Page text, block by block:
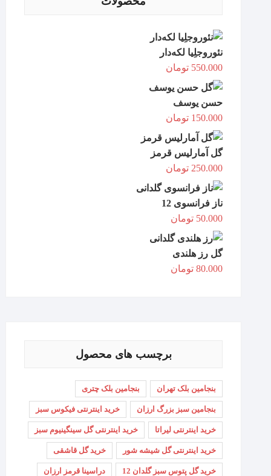
نئوروجلِیا لکه‌دار
550.000 تومان
حسن یوسف
150.000 تومان
گل آمارلیس قرمز
250.000 تومان
ناز فرانسوی 12
50.000 تومان
گل رز هلندی
80.000 تومان
برچسب های محصول
بنجامین بلک تهران بنجامین بلک چتری
بنجامین سبز بزرگ ارزان خرید اینترنتی فیکوس سبز
خرید اینترنتی لیراتا خرید اینترنتی گل سینگینیوم سبز
خرید اینترنتی گل شیشه شور خرید گل قاشقی
خرید گل پتوس سبز گلدان 12 دراسینا قرمز ارزان